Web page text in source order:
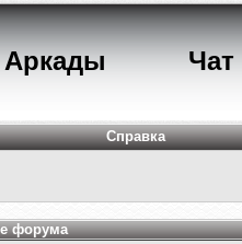
Аркады Чат
Справка
форума